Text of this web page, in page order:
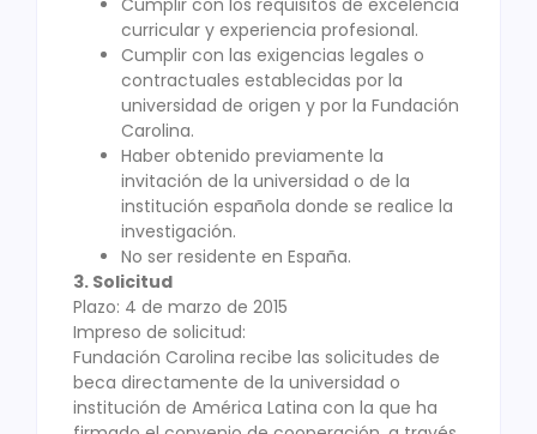
Cumplir con los requisitos de excelencia
curricular y experiencia profesional.
Cumplir con las exigencias legales o
contractuales establecidas por la
universidad de origen y por la Fundación
Carolina.
Haber obtenido previamente la
invitación de la universidad o de la
institución española donde se realice la
investigación.
No ser residente en España.
3. Solicitud
Plazo: 4 de marzo de 2015
Impreso de solicitud:
Fundación Carolina recibe las solicitudes de
beca directamente de la universidad o
institución de América Latina con la que ha